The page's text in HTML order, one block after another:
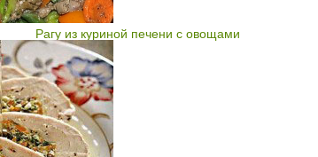
Рагу из куриной печени с овощами